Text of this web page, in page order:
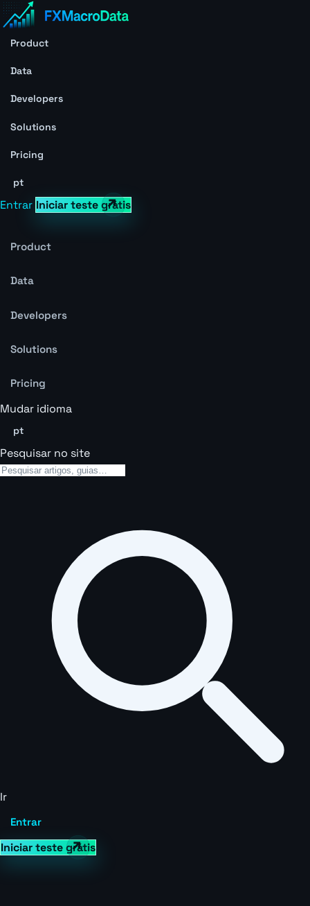
Product
Data
Developers
Solutions
Pricing
pt
Entrar Iniciar teste grátis
Product
Data
Developers
Solutions
Pricing
Mudar idioma
pt
Pesquisar no site
Ir
Entrar
Iniciar teste grátis